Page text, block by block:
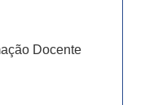
Docente